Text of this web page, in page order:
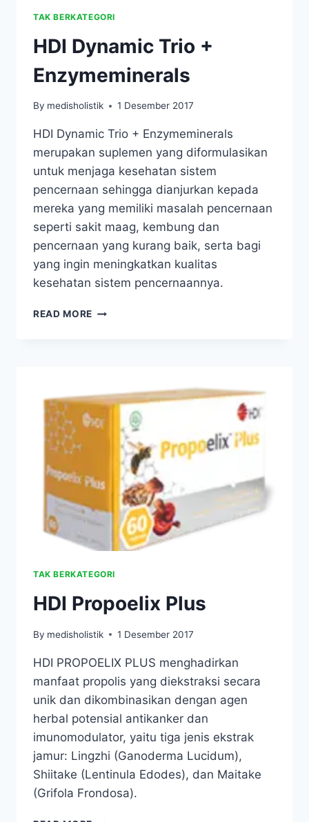
TAK BERKATEGORI
HDI Dynamic Trio +
Enzymeminerals
By medisholistik 1 Desember 2017
HDI Dynamic Trio + Enzymeminerals
merupakan suplemen yang diformulasikan
untuk menjaga kesehatan sistem
pencernaan sehingga dianjurkan kepada
mereka yang memiliki masalah pencernaan
seperti sakit maag, kembung dan
pencernaan yang kurang baik, serta bagi
yang ingin meningkatkan kualitas
kesehatan sistem pencernaannya.
READ MORE HDI
TAK BERKATEGORI
HDI Propoelix Plus
By medisholistik 1 Desember 2017
HDI PROPOELIX PLUS menghadirkan
manfaat propolis yang diekstraksi secara
unik dan dikombinasikan dengan agen
herbal potensial antikanker dan
imunomodulator, yaitu tiga jenis ekstrak
jamur: Lingzhi (Ganoderma Lucidum),
Shiitake (Lentinula Edodes), dan Maitake
(Grifola Frondosa).